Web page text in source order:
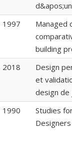
1997
Managed
building
2018
Design
et
design de
1990
Studies